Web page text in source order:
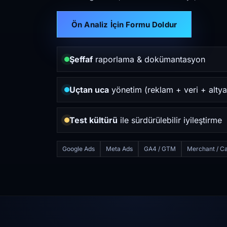
Ön Analiz İçin Formu Doldur
Şeffafraporlama & dokümantasyon
Uçtan uca yönetim (reklam + veri +
Test kültürü ile sürdürülebilir iyileştirme
Google Ads Meta Ads GA4 / GTM Merchant /